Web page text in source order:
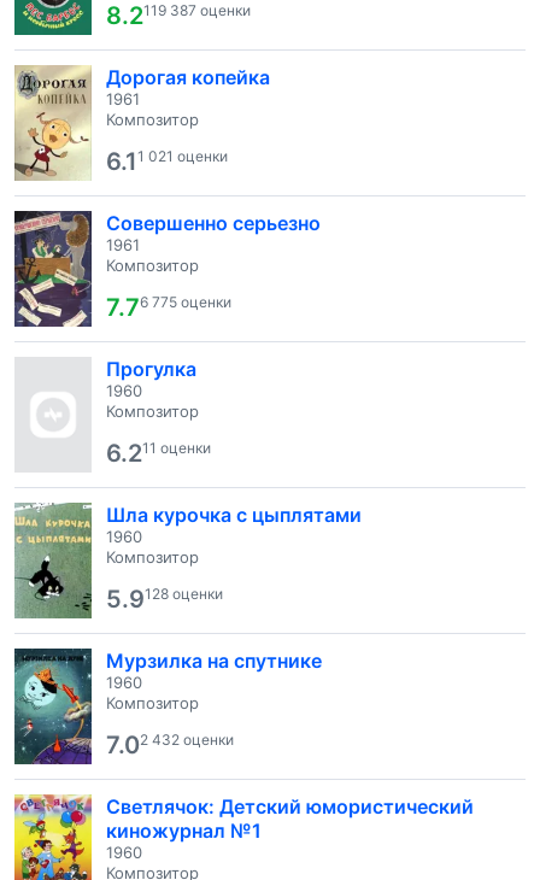
8.2119 387 оценки
Дорогая копейка
1961
Композитор
6.11 021 оценки
Совершенно серьезно
1961
Композитор
7.76 775 оценки
Прогулка
1960
Композитор
6.211 оценки
Шла курочка с цыплятами
1960
Композитор
5.9128 оценки
Мурзилка на спутнике
1960
Композитор
7.02 432 оценки
Светлячок: Детский юмористический
киножурнал №1
1960
Композитор